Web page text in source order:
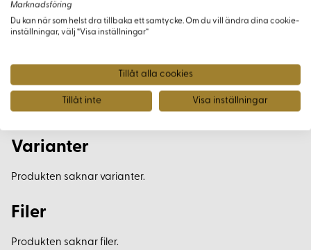
Historisk Tidsanda
stilar som passar just dina behov och preferenser.
Varianter
Produkten saknar varianter.
Filer
Produkten saknar filer.
Marknadsföring
Du kan när som helst dra tillbaka ett samtycke. Om du vill ändra dina cookie-
inställningar, välj “Visa inställningar”
Tillåt alla cookies
Tillåt inte Visa inställningar